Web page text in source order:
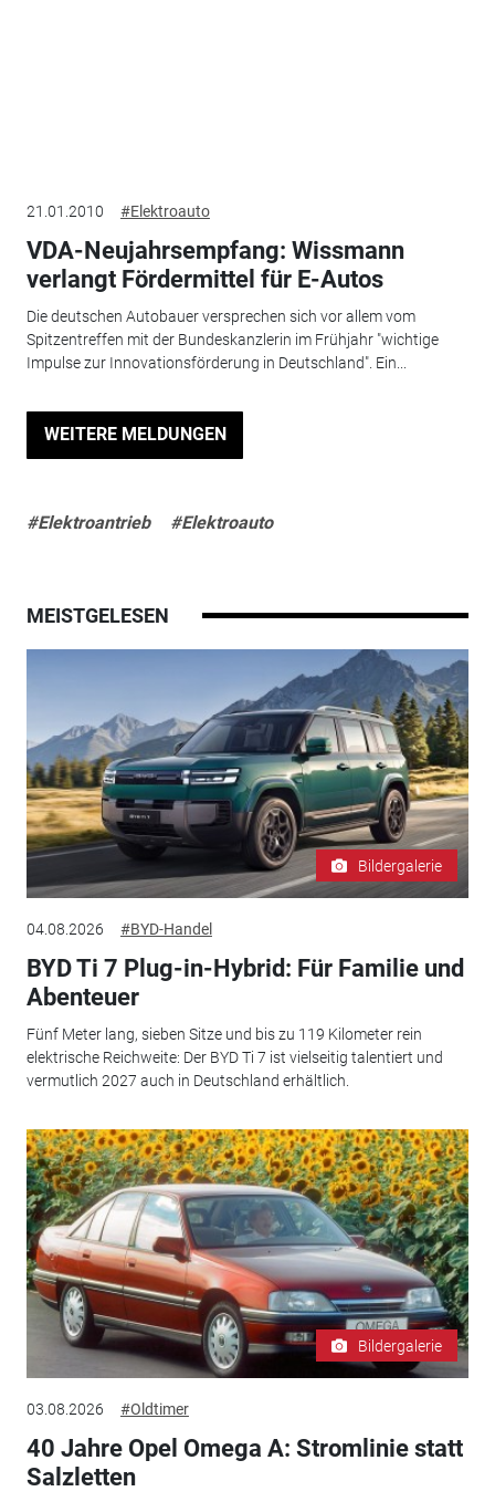
21.01.2010 #Elektroauto
VDA-Neujahrsempfang: Wissmann
verlangt Fördermittel für E-Autos
Die deutschen Autobauer versprechen sich vor allem vom
Spitzentreffen mit der Bundeskanzlerin im Frühjahr "wichtige
Impulse zur Innovationsförderung in Deutschland". Ein...
WEITERE MELDUNGEN
#Elektroantrieb #Elektroauto
MEISTGELESEN
Bildergalerie
04.08.2026 #BYD-Handel
BYD Ti 7 Plug-in-Hybrid: Für Familie und
Abenteuer
Fünf Meter lang, sieben Sitze und bis zu 119 Kilometer rein
elektrische Reichweite: Der BYD Ti 7 ist vielseitig talentiert und
vermutlich 2027 auch in Deutschland erhältlich.
Bildergalerie
03.08.2026 #Oldtimer
40 Jahre Opel Omega A: Stromlinie statt
Salzletten